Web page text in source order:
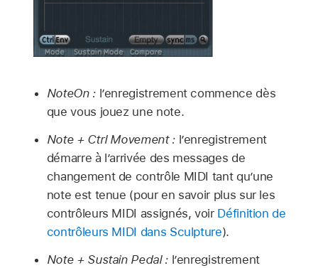
NoteOn :l’enregistrement commence dès
que vous jouez une note.
Note + Ctrl Movement :l’enregistrement
démarre à l’arrivée des messages de
changement de contrôle MIDI tant qu’une
note est tenue (pour en savoir plus sur les
contrôleurs MIDI assignés, voir Définition de
contrôleurs MIDI dans Sculpture).
Note + Sustain Pedal :l’enregistrement